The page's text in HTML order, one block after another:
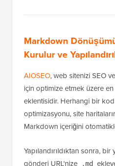
Markdown
Kurulur ve
AIOSEO, web sitenizi SEO
için optimize etmek üzere
eklentisidir. Herhangi bir
optimizasyonu, site
Markdown içeriğini
Yapılandırıldıktan sonra,
gönderi URL'nize
.md